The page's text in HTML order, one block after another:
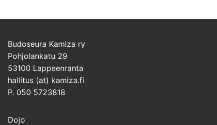
Budoseura Kamiza ry
Pohjolankatu 29
53100 Lappeenranta
hallitus (at) kamiza.fi
P. 050 5723818
Dojo